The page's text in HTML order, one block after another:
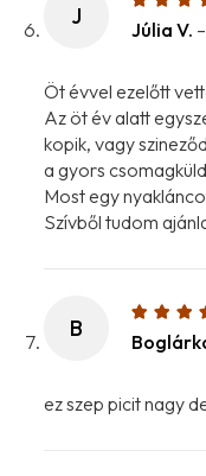
J
Júlia V. –
Öt évvel ezelőtt
Az öt év alatt
kopik, vagy
a gyors
Most egy
Szívből tudom
B
ez szep picit nagy